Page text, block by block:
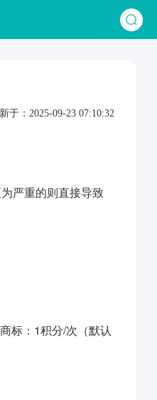
于：2025-09-23 07:10:32
严重的则直接导致
标：1积分/次（默认